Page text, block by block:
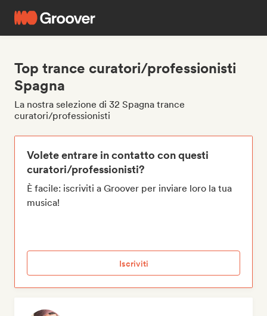
Top trance curatori/professionisti
Spagna
La nostra selezione di 32 Spagna trance
curatori/professionisti
Volete entrare in contatto con questi
curatori/professionisti?
È facile: iscriviti a Groover per inviare loro la tua
musica!
Iscriviti